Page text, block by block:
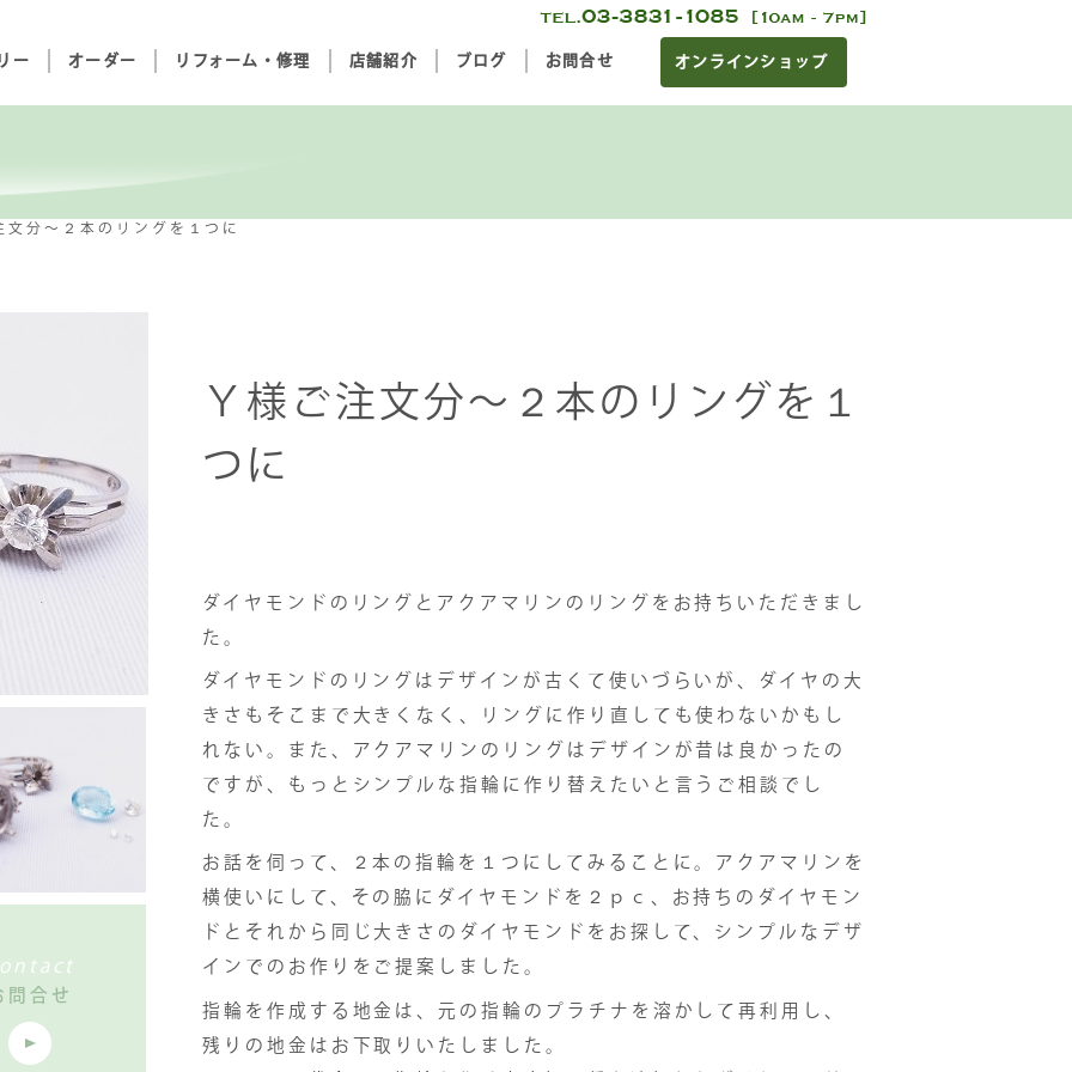
ー オーダー リフォーム・修理 店舗紹介 ブログ お問合せ オンラインショップ
文分～２本のリングを１つに
Ｙ様ご注文分～２本のリングを１
つに
ダイヤモンドのリングとアクアマリンのリングをお持ちいただきまし
た。
ダイヤモンドのリングはデザインが古くて使いづらいが、ダイヤの大
きさもそこまで大きくなく、リングに作り直しても使わないかもし
れない。また、アクアマリンのリングはデザインが昔は良かったの
ですが、もっとシンプルな指輪に作り替えたいと言うご相談でし
た。
お話を伺って、２本の指輪を１つにしてみることに。アクアマリンを
横使いにして、その脇にダイヤモンドを２ｐｃ、お持ちのダイヤモン
ドとそれから同じ大きさのダイヤモンドをお探して、シンプルなデザ
インでのお作りをご提案しました。
指輪を作成する地金は、元の指輪のプラチナを溶かして再利用し、
残りの地金はお下取りいたしました。
問合せ